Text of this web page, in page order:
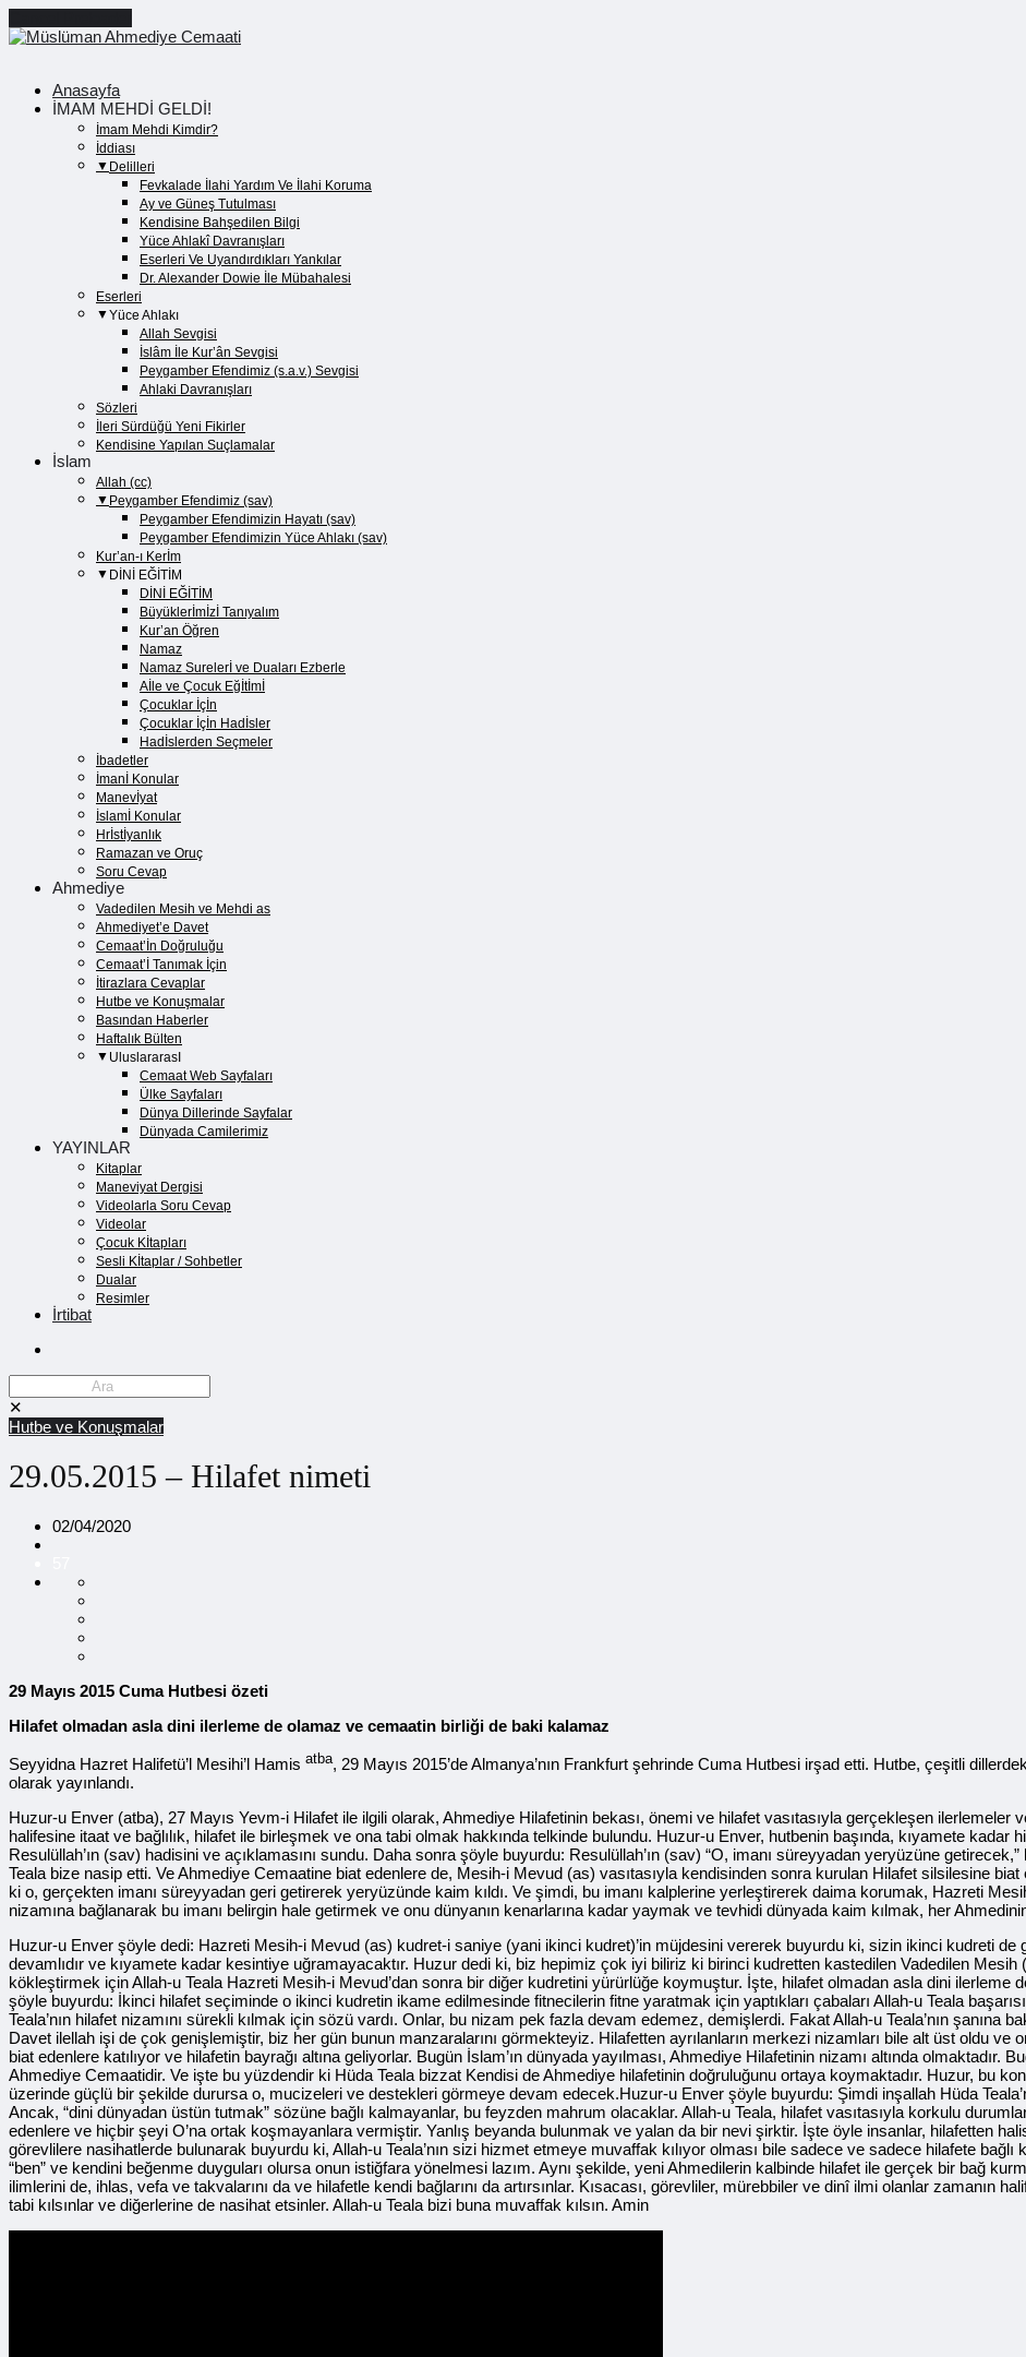
Anasayfa
İMAM MEHDİ GELDİ!
İmam Mehdi Kimdir?
İddiası
Delilleri
Fevkalade İlahi Yardım Ve İlahi Koruma
Ay ve Güneş Tutulması
Kendisine Bahşedilen Bilgi
Yüce Ahlakî Davranışları
Eserleri Ve Uyandırdıkları Yankılar
Dr. Alexander Dowie İle Mübahalesi
Eserleri
Yüce Ahlakı
Allah Sevgisi
İslâm İle Kur’ân Sevgisi
Peygamber Efendimiz (s.a.v.) Sevgisi
Ahlaki Davranışları
Sözleri
İleri Sürdüğü Yeni Fikirler
Kendisine Yapılan Suçlamalar
İslam
Allah (cc)
Peygamber Efendimiz (sav)
Peygamber Efendimizin Hayatı (sav)​
Peygamber Efendimizin Yüce Ahlakı (sav)​
Kur’an-ı Kerİm
DİNİ EĞİTİM
DİNİ EĞİTİM
Büyüklerİmİzİ Tanıyalım
Kur’an Öğren
Namaz
Namaz Surelerİ ve Duaları Ezberle
Aİle ve Çocuk Eğİtİmİ
Çocuklar İçİn
Çocuklar İçİn Hadİsler
Hadİslerden Seçmeler
İbadetler
İmanİ Konular
Manevİyat
İslamİ Konular
Hrİstİyanlık
Ramazan ve Oruç
Soru Cevap
Ahmediye
Vadedilen Mesih ve Mehdi as
Ahmediyet’e Davet
Cemaat’İn Doğruluğu
Cemaat’İ Tanımak İçin
İtirazlara Cevaplar
Hutbe ve Konuşmalar
Basından Haberler
Haftalık Bülten
UluslararasI
Cemaat Web Sayfaları
Ülke Sayfaları
Dünya Dillerinde Sayfalar
Dünyada Camilerimiz
YAYINLAR
Kitaplar
Maneviyat Dergisi
Videolarla Soru Cevap
Videolar
Çocuk Kİtapları
Sesli Kİtaplar / Sohbetler
Dualar
Resimler
İrtibat
✕
Hutbe ve Konuşmalar
29.05.2015 – Hilafet nimeti
02/04/2020
29 Mayıs 2015 Cuma Hutbesi özeti
Hilafet olmadan asla dini ilerleme de olamaz ve cemaatin birliği de baki kalamaz
Seyyidna Hazret Halifetü’l Mesihi’l Hamis atba, 29 Mayıs 2015’de Almanya’nın Frankfurt şehrinde Cuma Hutbesi irşad etti. Hutbe, çeşitli
olarak yayınlandı.
Huzur-u Enver (atba), 27 Mayıs Yevm-i Hilafet ile ilgili olarak, Ahmediye Hilafetinin bekası, önemi ve hilafet vasıtasıyla gerçekleşen ilerlemeler
halifesine itaat ve bağlılık, hilafet ile birleşmek ve ona tabi olmak hakkında telkinde bulundu. Huzur-u Enver, hutbenin başında, kıyamete
Resulüllah’ın (sav) hadisini ve açıklamasını sundu. Daha sonra şöyle buyurdu: Resulüllah’ın (sav) “O, imanı süreyyadan yeryüzüne
Teala bize nasip etti. Ve Ahmediye Cemaatine biat edenlere de, Mesih-i Mevud (as) vasıtasıyla kendisinden sonra kurulan Hilafet silsilesine
ki o, gerçekten imanı süreyyadan geri getirerek yeryüzünde kaim kıldı. Ve şimdi, bu imanı kalplerine yerleştirerek daima korumak, Hazreti
nizamına bağlanarak bu imanı belirgin hale getirmek ve onu dünyanın kenarlarına kadar yaymak ve tevhidi dünyada kaim kılmak, her
Huzur-u Enver şöyle dedi: Hazreti Mesih-i Mevud (as) kudret-i saniye (yani ikinci kudret)’in müjdesini vererek buyurdu ki, sizin ikinci kudreti
devamlıdır ve kıyamete kadar kesintiye uğramayacaktır. Huzur dedi ki, biz hepimiz çok iyi biliriz ki birinci kudretten kastedilen Vadedilen
kökleştirmek için Allah-u Teala Hazreti Mesih-i Mevud’dan sonra bir diğer kudretini yürürlüğe koymuştur. İşte, hilafet olmadan asla dini
şöyle buyurdu: İkinci hilafet seçiminde o ikinci kudretin ikame edilmesinde fitnecilerin fitne yaratmak için yaptıkları çabaları Allah-u Teala
Teala’nın hilafet nizamını sürekli kılmak için sözü vardı. Onlar, bu nizam pek fazla devam edemez, demişlerdi. Fakat Allah-u Teala’nın şanına
Davet ilellah işi de çok genişlemiştir, biz her gün bunun manzaralarını görmekteyiz. Hilafetten ayrılanların merkezi nizamları bile alt üst oldu ve
biat edenlere katılıyor ve hilafetin bayrağı altına geliyorlar. Bugün İslam’ın dünyada yayılması, Ahmediye Hilafetinin nizamı altında olmaktadır.
Ahmediye Cemaatidir. Ve işte bu yüzdendir ki Hüda Teala bizzat Kendisi de Ahmediye hilafetinin doğruluğunu ortaya koymaktadır. Huzur, bu
üzerinde güçlü bir şekilde durursa o, mucizeleri ve destekleri görmeye devam edecek.Huzur-u Enver şöyle buyurdu: Şimdi inşallah Hüda
Ancak, “dini dünyadan üstün tutmak” sözüne bağlı kalmayanlar, bu feyzden mahrum olacaklar. Allah-u Teala, hilafet vasıtasıyla korkulu
edenlere ve hiçbir şeyi O’na ortak koşmayanlara vermiştir. Yanlış beyanda bulunmak ve yalan da bir nevi şirktir. İşte öyle insanlar, hilafetten
görevlilere nasihatlerde bulunarak buyurdu ki, Allah-u Teala’nın sizi hizmet etmeye muvaffak kılıyor olması bile sadece ve sadece hilafete
“ben” ve kendini beğenme duyguları olursa onun istiğfara yönelmesi lazım. Aynı şekilde, yeni Ahmedilerin kalbinde hilafet ile gerçek bir bağ
ilimlerini de, ihlas, vefa ve takvalarını da ve hilafetle kendi bağlarını da artırsınlar. Kısacası, görevliler, mürebbiler ve dinî ilmi olanlar zamanın
tabi kılsınlar ve diğerlerine de nasihat etsinler. Allah-u Teala bizi buna muvaffak kılsın. Amin